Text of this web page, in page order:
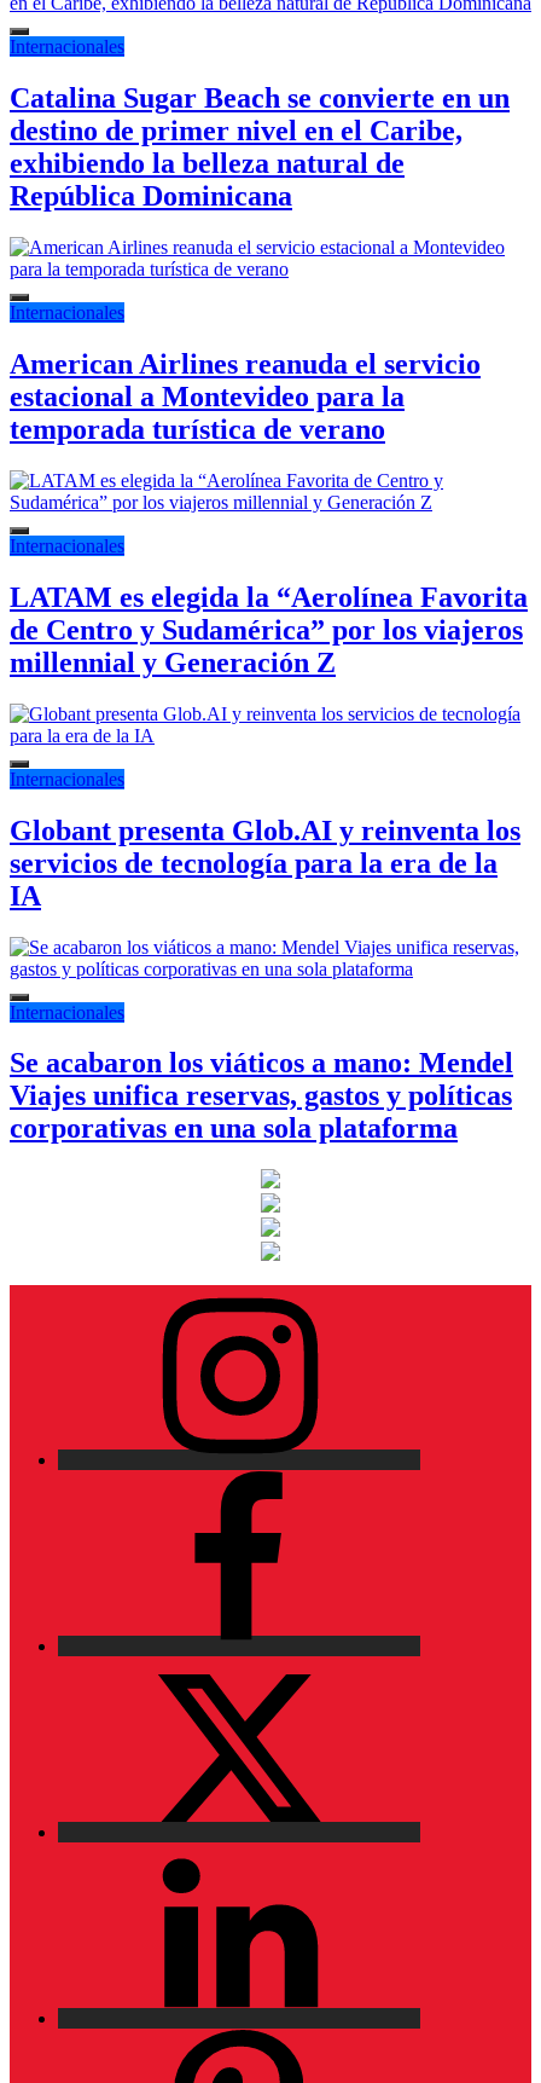
Internacionales
Catalina Sugar Beach se convierte en un
destino de primer nivel en el Caribe,
exhibiendo la belleza natural de
República Dominicana
Internacionales
American Airlines reanuda el servicio
estacional a Montevideo para la
temporada turística de verano
Internacionales
LATAM es elegida la “Aerolínea Favorita
de Centro y Sudamérica” por los viajeros
millennial y Generación Z
Internacionales
Globant presenta Glob.AI y reinventa los
servicios de tecnología para la era de la
IA
Internacionales
Se acabaron los viáticos a mano: Mendel
Viajes unifica reservas, gastos y políticas
corporativas en una sola plataforma